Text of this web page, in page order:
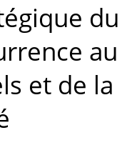
du
au
et de la